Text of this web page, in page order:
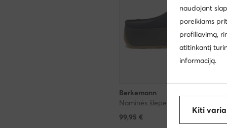
Berkemann
Naminės šlepetės · Tamsiai mėlyna
99,95 €
naudojant
poreikiams
profiliavimą,
atitinkantį
informaciją.
Kiti